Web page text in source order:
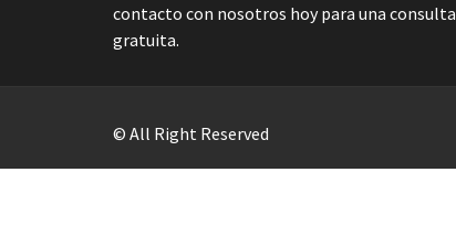
contacto con nosotros hoy para una consulta
gratuita.
© All Right Reserved